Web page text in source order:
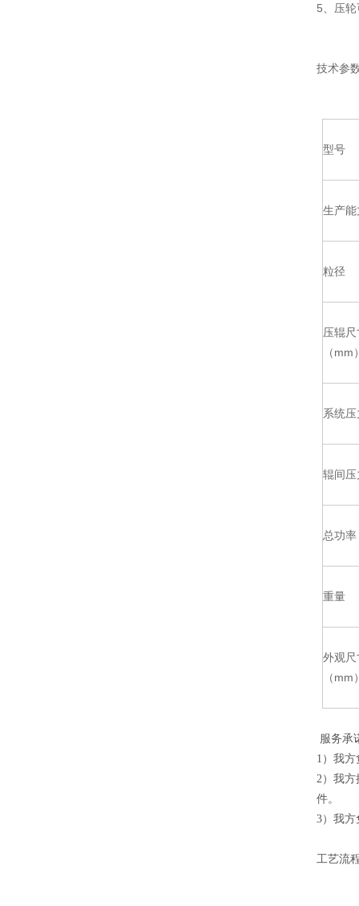
5、压
技术参
型号
生产能
粒径
压辊尺
（mm
系统压
辊间压
总功率
重量
外观尺
（mm
服务承
1）我
2）我方
件。
3）我方
工艺流